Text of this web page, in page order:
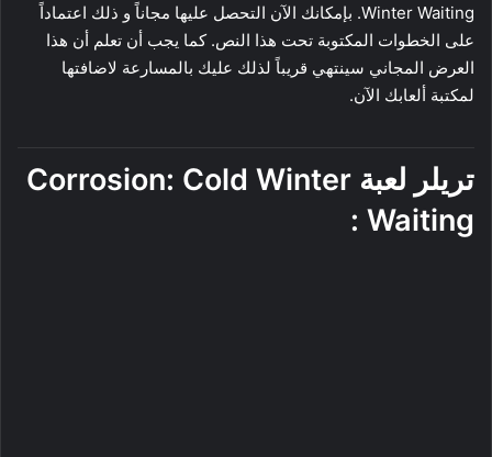
Winter Waiting. بإمكانك الآن التحصل عليها مجاناً و ذلك اعتماداً
على الخطوات المكتوبة تحت هذا النص. كما يجب أن تعلم أن هذا
العرض المجاني سينتهي قريباً لذلك عليك بالمسارعة لاضافتها
لمكتبة ألعابك الآن.
تريلر لعبة Corrosion: Cold Winter
Waiting :